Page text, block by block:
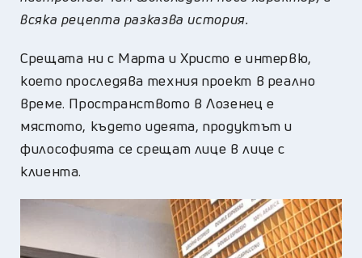
всяка рецепта разказва история.
Срещата ни с Марта и Христо е интервю,
което проследява техния проект в реално
време. Пространството в Лозенец е
мястото, където идеята, продуктът и
философията се срещат лице в лице с
клиента.